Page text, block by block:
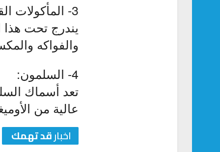
3- المأكولات القليلة بالسكريات:
يندرج تحت هذا
والفواكه
4- السلمون:
تعد أسماك
عالية من الأوميغا 3 المفيدة جداً لتعزيز صحة
اخبارقد تهمك